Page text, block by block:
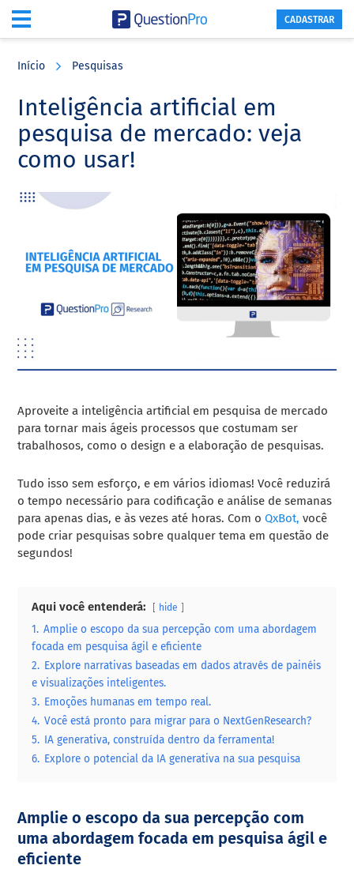
content
sidebar
CADASTRAR
Início Pesquisas
Inteligência artificial em
pesquisa de mercado: veja
como usar!
Aproveite a inteligência artificial em pesquisa de mercado
para tornar mais ágeis processos que costumam ser
trabalhosos, como o design e a elaboração de pesquisas.
Tudo isso sem esforço, e em vários idiomas! Você reduzirá
o tempo necessário para codificação e análise de semanas
para apenas dias, e às vezes até horas. Com oQxBot, você
pode criar pesquisas sobre qualquer tema em questão de
segundos!
Aqui você entenderá: hide
1. Amplie o escopo da sua percepção com uma abordagem
focada em pesquisa ágil e eficiente
2. Explore narrativas baseadas em dados através de painéis
e visualizações inteligentes.
3. Emoções humanas em tempo real.
4. Você está pronto para migrar para o NextGenResearch?
5. IA generativa, construída dentro da ferramenta!
6. Explore o potencial da IA generativa na sua pesquisa
Amplie o escopo da sua percepção com
uma abordagem focada em pesquisa ágil e
eficiente